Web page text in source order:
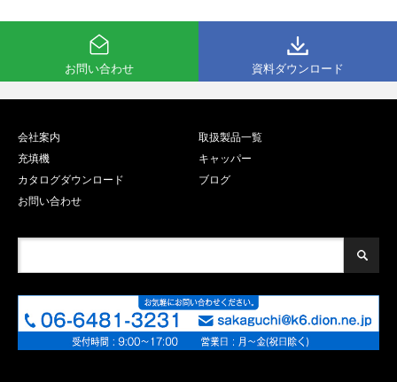
お問い合わせ 資料ダウンロード
会社案内
取扱製品一覧
充填機
キャッパー
カタログダウンロード
ブログ
お問い合わせ